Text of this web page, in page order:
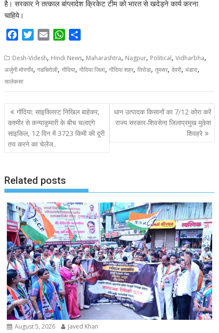
है। सरकार ने तत्काल बांग्लादेश क्रिकेट टीम को भारत से खदेड़ने कार्य करना
चाहिये।
c
e
b
o
o
k
T
i
t
e
r
a
i
W
a
t
A
p
p
a
r
Desh-Videsh, Hindi News, Maharashtra, Nagpur, Political,Vidharbha,
अर्जुनी मोरगाँव,गडचिरोली,गोंदिया,गोंदिया जिला,गोंदिया शहर,तिरोडा,तुमसर,देवरी,भंडारा,
सालेकसा
P
o
s
t
a
v
i
g
a
t
i
o
n
गोंदिया: साइक्लिस्ट निखिल बाहेकर,
कश्मीर से कन्याकुमारी के बीच चलाएंगे
साइकिल, 12 दिन में 3723 किमी की दूरी
तय करने का चेलेंज..
धान उत्पादक किसानों का 7/12 कोरा करें
राज्य सरकार-शिवसेना जिलाप्रमुख मुकेश
शिवहरे
Related posts
August 5, 2026 Javed Khan